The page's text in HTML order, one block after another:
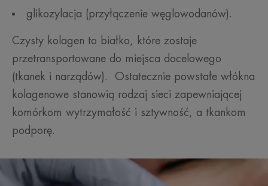
glikozylacja (przyłączenie węglowodanów).
Czysty kolagen to białko, które zostaje
przetransportowane do miejsca docelowego
(tkanek i narządów). Ostatecznie powstałe włókna
kolagenowe stanowią rodzaj sieci zapewniającej
komórkom wytrzymałość i sztywność, a tkankom
podporę.